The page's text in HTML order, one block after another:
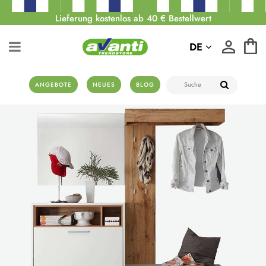
Lieferung kostenlos ab 40 € Bestellwert
ANGEBOTE NEUES BLOG
DE